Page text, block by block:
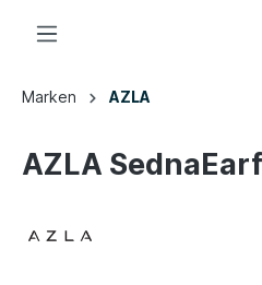
Marken AZLA
AZLA